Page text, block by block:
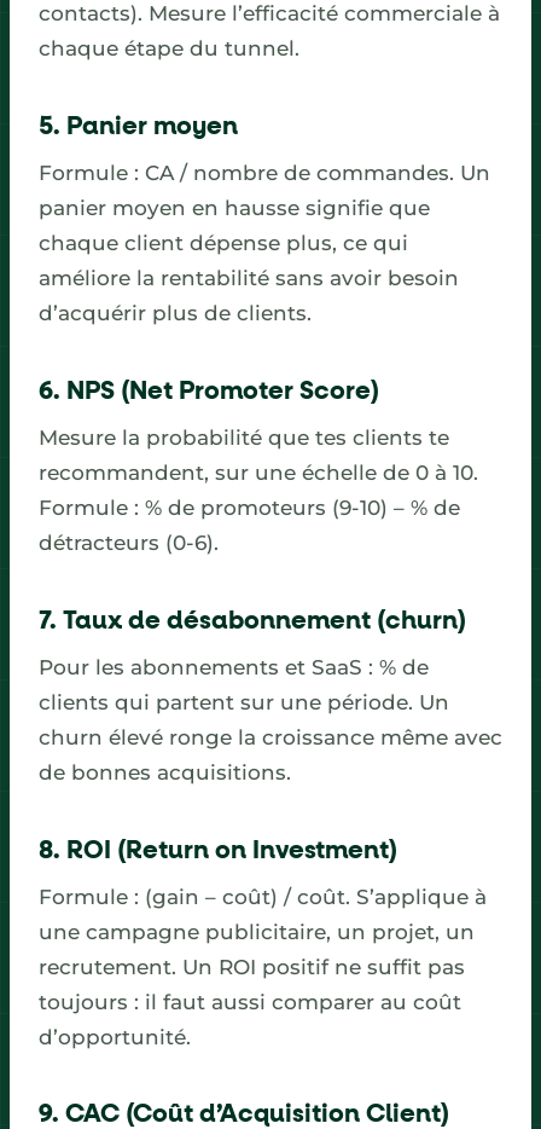
contacts). Mesure l’efficacité commerciale à
chaque étape du tunnel.
5. Panier moyen
Formule : CA / nombre de commandes. Un
panier moyen en hausse signifie que
chaque client dépense plus, ce qui
améliore la rentabilité sans avoir besoin
d’acquérir plus de clients.
6. NPS (Net Promoter Score)
Mesure la probabilité que tes clients te
recommandent, sur une échelle de 0 à 10.
Formule : % de promoteurs (9-10) – % de
détracteurs (0-6).
7. Taux de désabonnement (churn)
Pour les abonnements et SaaS : % de
clients qui partent sur une période. Un
churn élevé ronge la croissance même avec
de bonnes acquisitions.
8. ROI (Return on Investment)
Formule : (gain – coût) / coût. S’applique à
une campagne publicitaire, un projet, un
recrutement. Un ROI positif ne suffit pas
toujours : il faut aussi comparer au coût
d’opportunité.
9. CAC (Coût d’Acquisition Client)